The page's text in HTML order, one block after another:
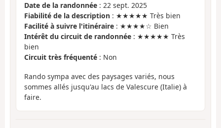
Date de la randonnée : 22 sept. 2025
Fiabilité de la description : ★★★★★ Très bien
Facilité à suivre l'itinéraire : ★★★★☆ Bien
Intérêt du circuit de randonnée : ★★★★★ Très
bien
Circuit très fréquenté : Non
Rando sympa avec des paysages variés, nous
sommes allés jusqu'au lacs de Valescure (Italie) à
faire.